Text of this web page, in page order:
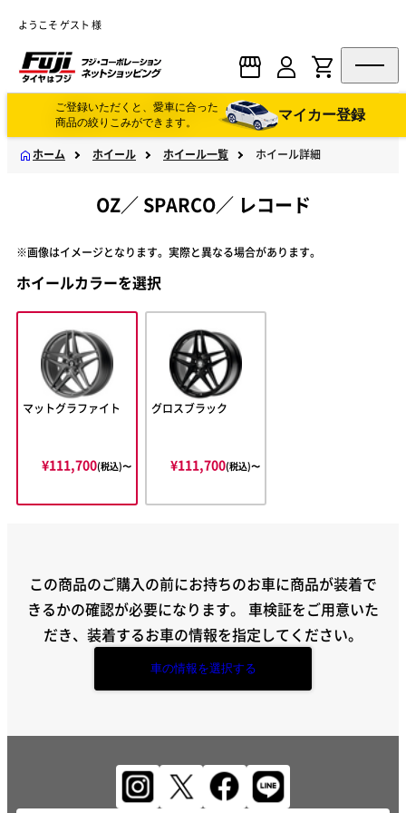
ようこそ ゲスト 様
ご登録いただくと、愛車に合った
商品の絞りこみができます。
マイカー登録
ホーム ホイール ホイール一覧 ホイール詳細
OZ／ SPARCO／ レコード
※画像はイメージとなります。実際と異なる場合があります。
ホイールカラーを選択
マットグラファイト
¥111,700(税込)〜
グロスブラック
¥111,700(税込)〜
この商品のご購入の前にお持ちのお車に商品が装着で
きるかの確認が必要になります。 車検証をご用意いた
だき、装着するお車の情報を指定してください。
車の情報を選択する